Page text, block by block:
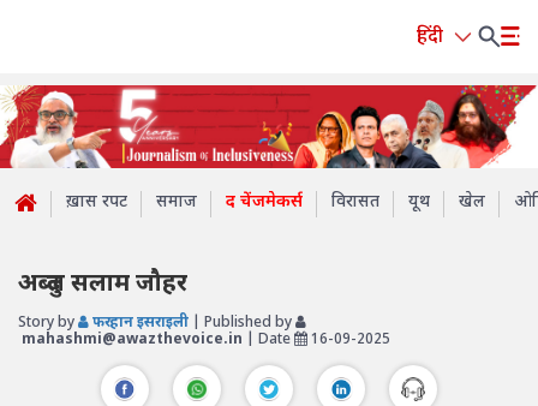
हिंदी
ख़ास रपट समाज द चेंजमेकर्स विरासत यूथ खेल
अब्दुल सलाम जौहर
Story by फरहान इसराइली | Published by
mahashmi@awazthevoice.in | Date 16-09-2025